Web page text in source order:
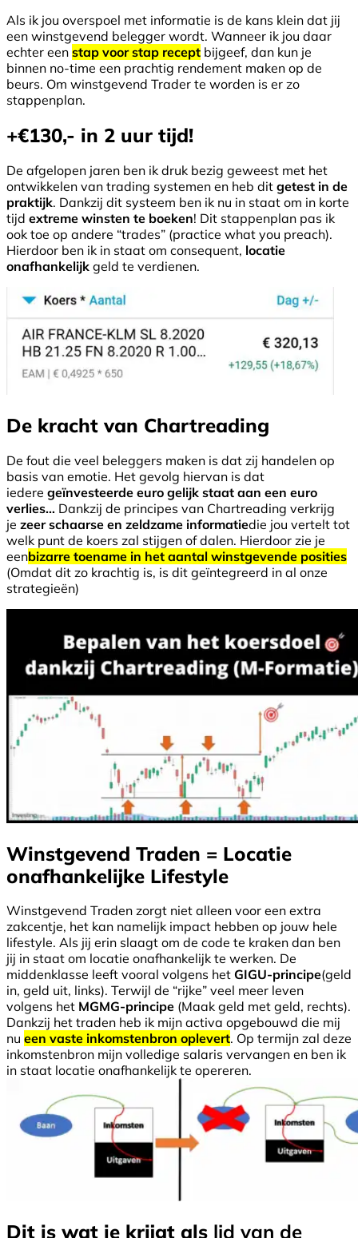
Als ik jou overspoel met informatie is de kans klein dat jij
een winstgevend belegger wordt. Wanneer ik jou daar
echter een stap voor stap recept bijgeef, dan kun je
binnen no-time een prachtig rendement maken op de
beurs. Om winstgevend Trader te worden is er zo
stappenplan.
+€130,- in 2 uur tijd!
De afgelopen jaren ben ik druk bezig geweest met het
ontwikkelen van trading systemen en heb dit getest in de
praktijk. Dankzij dit systeem ben ik nu in staat om in korte
tijd extreme winsten te boeken! Dit stappenplan pas ik
ook toe op andere “trades” (practice what you preach).
Hierdoor ben ik in staat om consequent, locatie
onafhankelijk geld te verdienen.
De kracht van Chartreading
De fout die veel beleggers maken is dat zij handelen op
basis van emotie. Het gevolg hiervan is dat
iedere geïnvesteerde euro gelijk staat aan een euro
verlies… Dankzij de principes van Chartreading verkrijg
je zeer schaarse en zeldzame informatiedie jou vertelt tot
welk punt de koers zal stijgen of dalen. Hierdoor zie je
eenbizarre toename in het aantal winstgevende posities
(Omdat dit zo krachtig is, is dit geïntegreerd in al onze
strategieën)
Winstgevend Traden = Locatie
onafhankelijke Lifestyle
Winstgevend Traden zorgt niet alleen voor een extra
zakcentje, het kan namelijk impact hebben op jouw hele
lifestyle. Als jij erin slaagt om de code te kraken dan ben
jij in staat om locatie onafhankelijk te werken. De
middenklasse leeft vooral volgens het GIGU-principe(geld
in, geld uit, links). Terwijl de “rijke” veel meer leven
volgens het MGMG-principe (Maak geld met geld, rechts).
Dankzij het traden heb ik mijn activa opgebouwd die mij
nu een vaste inkomstenbron oplevert. Op termijn zal deze
inkomstenbron mijn volledige salaris vervangen en ben ik
in staat locatie onafhankelijk te opereren.
Dit is wat je krijgt als lid van de